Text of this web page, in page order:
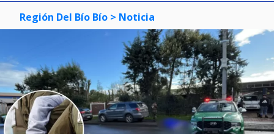
Región Del Bío Bío > Noticia